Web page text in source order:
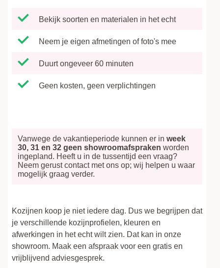
Bekijk soorten en materialen in het echt
Neem je eigen afmetingen of foto's mee
Duurt ongeveer 60 minuten
Geen kosten, geen verplichtingen
Vanwege de vakantieperiode kunnen er in week
30, 31 en 32 geen showroomafspraken worden
ingepland. Heeft u in de tussentijd een vraag?
Neem gerust contact met ons op; wij helpen u waar
mogelijk graag verder.
Kozijnen koop je niet iedere dag. Dus we begrijpen dat
je verschillende kozijnprofielen, kleuren en
afwerkingen in het echt wilt zien. Dat kan in onze
showroom. Maak een afspraak voor een gratis en
vrijblijvend adviesgesprek.